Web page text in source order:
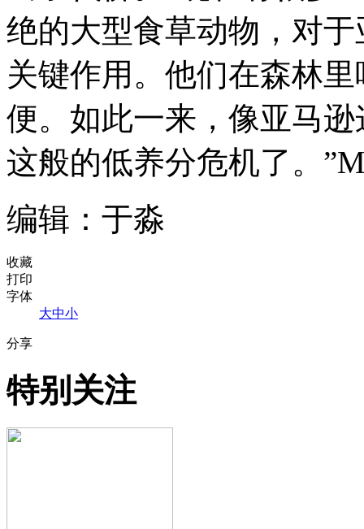
绝的大型食草动物，对
关键作用。他们在森林
便。如此一来，像亚马
这般的低养分危机了。
编辑：于淼
收藏
打印
字体
大中小
分享
特别关注